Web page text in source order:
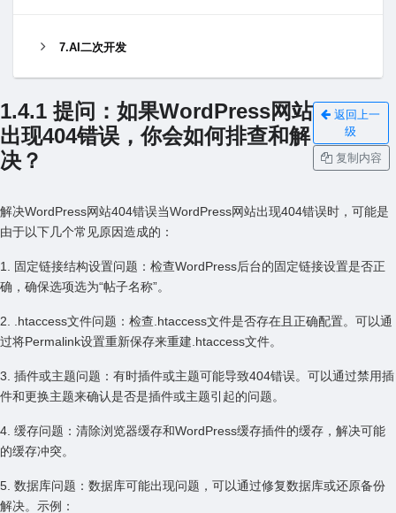
7.AI二次开发
1.4.1 提问：如果WordPress⽹站
出现404错误，你会如何排查和解
决？
返回上一
级
复制内容
解决WordPress⽹站404错误当WordPress⽹站出现404错误时，可能是
由于以下⼏个常见原因造成的：
1. 固定链接结构设置问题：检查WordPress后台的固定链接设置是否正
确，确保选项选为“帖⼦名称”。
2. .htaccess⽂件问题：检查.htaccess⽂件是否存在且正确配置。可以通
过将Permalink设置重新保存来重建.htaccess⽂件。
3. 插件或主题问题：有时插件或主题可能导致404错误。可以通过禁⽤插
件和更换主题来确认是否是插件或主题引起的问题。
4. 缓存问题：清除浏览器缓存和WordPress缓存插件的缓存，解决可能
的缓存冲突。
5. 数据库问题：数据库可能出现问题，可以通过修复数据库或还原备份
解决。⽰例：